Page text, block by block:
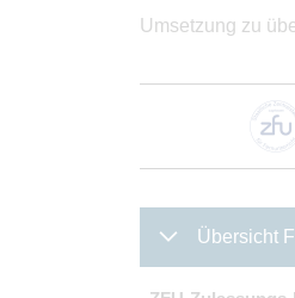
Umsetzung zu
Übersicht